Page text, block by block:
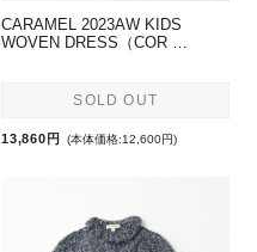
CARAMEL 2023AW KIDS
WOVEN DRESS（COR …
SOLD OUT
13,860円 (本体価格:12,600円)